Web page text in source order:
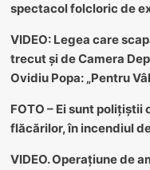
spectacol folcloric de
VIDEO: Legea care
trecut și de Camera
Ovidiu Popa: „Pentru
FOTO – Ei sunt
flăcărilor, în incendiul
VIDEO. Operațiune de